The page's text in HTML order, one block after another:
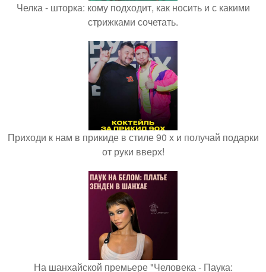
Челка - шторка: кому подходит, как носить и с какими
стрижками сочетать.
Приходи к нам в прикиде в стиле 90 х и получай подарки
от руки вверх!
На шанхайской премьере "Человека - Паука: